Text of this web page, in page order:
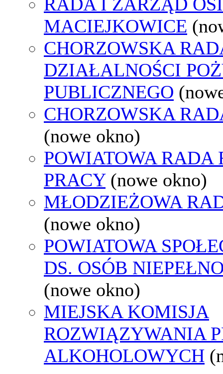
MACIEJKOWICE
CHORZOWSKA
DZIAŁALNOŚCI
PUBLICZNEGO
CHORZOWSKA
(nowe okno)
POWIATOWA RADA
PRACY (nowe okno)
MŁODZIEŻOWA
(nowe okno)
POWIATOWA
DS. OSÓB
(nowe okno)
MIEJSKA KOMISJA
ROZWIĄZYWANIA
ALKOHOLOWYCH